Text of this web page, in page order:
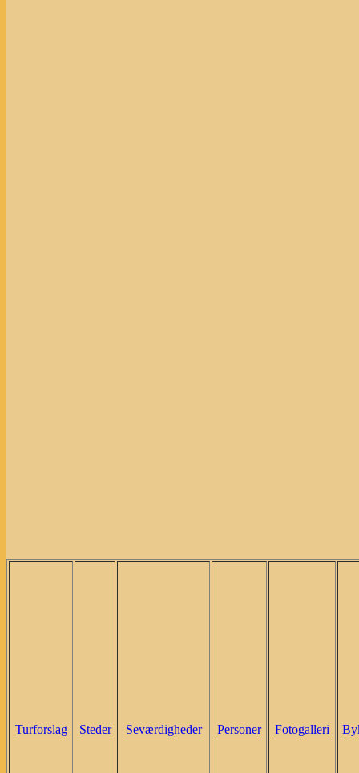
Turforslag Steder Seværdigheder Personer Fotogalleri